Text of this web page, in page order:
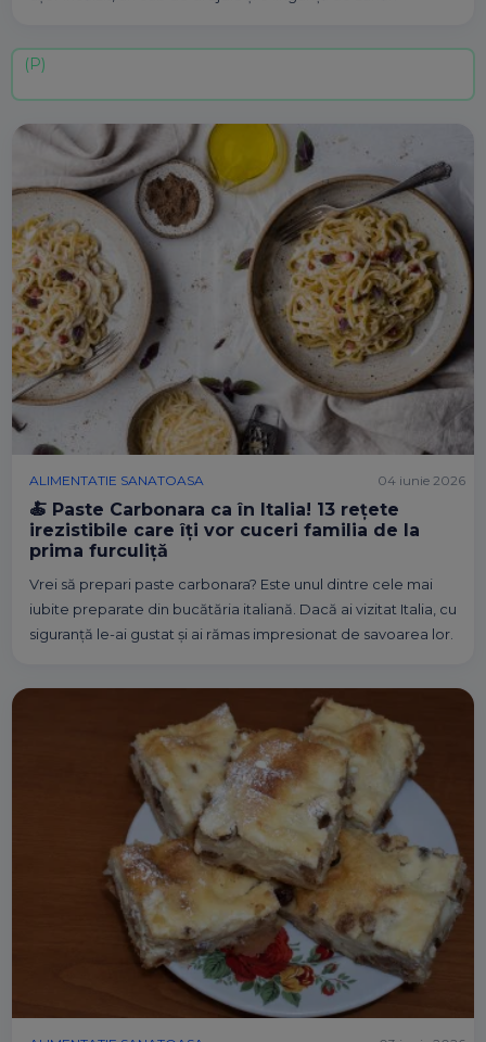
ALIMENTATIE SANATOASA
🍝 Paste Carbonara ca în Italia! 13 rețete
irezistibile care îți vor cuceri familia de la
prima furculiță
Vrei să prepari paste carbonara? Este unul dintre cele mai
iubite preparate din bucătăria italiană. Dacă ai vizitat Italia, cu
siguranță le-ai gustat și ai rămas impresionat de savoarea lor.
04 iunie 2026